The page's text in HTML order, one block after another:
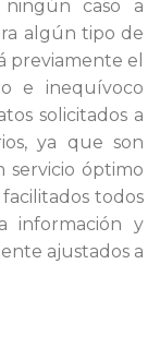
caso a
algún tipo de
previamente el
e inequívoco
solicitados a
ya que son
servicio óptimo
todos
información y
ajustados a